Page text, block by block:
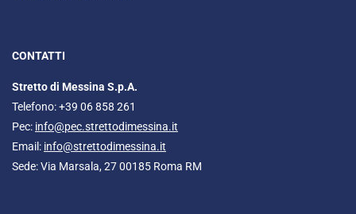
CONTATTI
Stretto di Messina S.p.A.
Telefono: +39 06 858 261
Pec: info@pec.strettodimessina.it
Email: info@strettodimessina.it
Sede: Via Marsala, 27 00185 Roma RM